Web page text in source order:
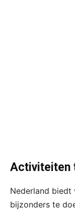
Activiteiten
Nederland
bijzonders te